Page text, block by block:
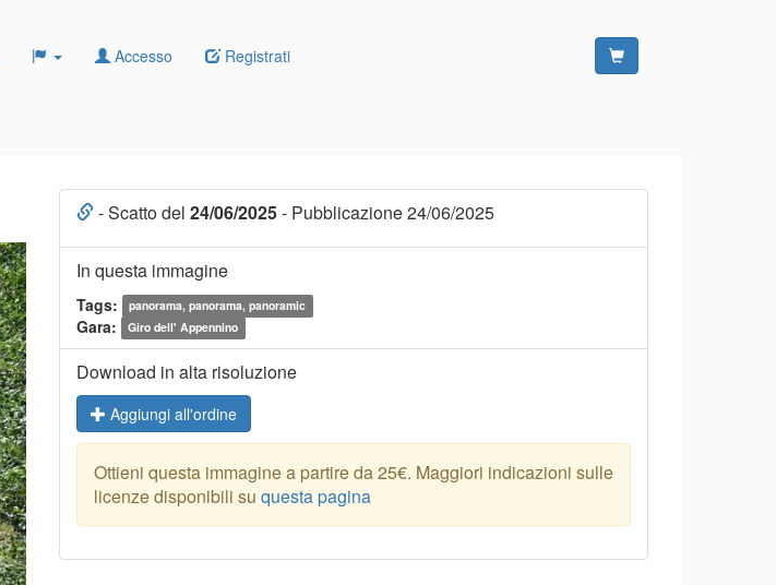
Accesso Registrati
- Scatto del 24/06/2025- Pubblicazione 24/06/2025
In questa immagine
Tags: panorama, panorama, panoramic
Gara: Giro dell' Appennino
Download in alta risoluzione
Aggiungi all'ordine
Ottieni questa immagine a partire da 25€. Maggiori indicazioni sulle
licenze disponibili su questa pagina